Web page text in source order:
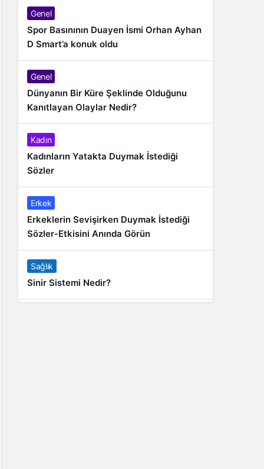
Genel
Spor Basınının Duayen İsmi Orhan Ayhan
D Smart’a konuk oldu
Genel
Dünyanın Bir Küre Şeklinde Olduğunu
Kanıtlayan Olaylar Nedir?
Kadın
Kadınların Yatakta Duymak İstediği
Sözler
Erkek
Erkeklerin Sevişirken Duymak İstediği
Sözler-Etkisini Anında Görün
Sağlık
Sinir Sistemi Nedir?